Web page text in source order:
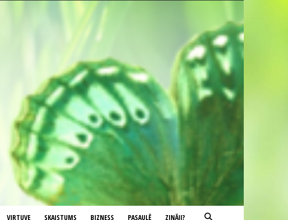
VIRTUVE SKAISTUMS BIZNESS PASAULĒ ZINĀJI?